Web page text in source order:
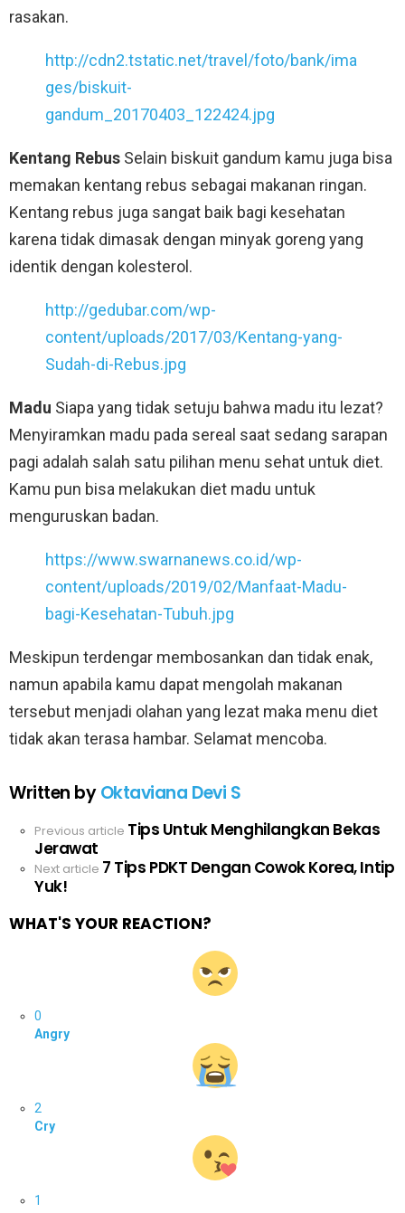
rasakan.
http://cdn2.tstatic.net/travel/foto/bank/ima
ges/biskuit-
gandum_20170403_122424.jpg
Kentang Rebus Selain biskuit gandum kamu juga bisa
memakan kentang rebus sebagai makanan ringan.
Kentang rebus juga sangat baik bagi kesehatan
karena tidak dimasak dengan minyak goreng yang
identik dengan kolesterol.
http://gedubar.com/wp-
content/uploads/2017/03/Kentang-yang-
Sudah-di-Rebus.jpg
Madu Siapa yang tidak setuju bahwa madu itu lezat?
Menyiramkan madu pada sereal saat sedang sarapan
pagi adalah salah satu pilihan menu sehat untuk diet.
Kamu pun bisa melakukan diet madu untuk
menguruskan badan.
https://www.swarnanews.co.id/wp-
content/uploads/2019/02/Manfaat-Madu-
bagi-Kesehatan-Tubuh.jpg
Meskipun terdengar membosankan dan tidak enak,
namun apabila kamu dapat mengolah makanan
tersebut menjadi olahan yang lezat maka menu diet
tidak akan terasa hambar. Selamat mencoba.
Written byOktaviana Devi S
See
more
Previous article Tips Untuk Menghilangkan Bekas
Jerawat
Next article 7 Tips PDKT Dengan Cowok Korea, Intip
Yuk!
WHAT'S YOUR REACTION?
0
Angry
2
Cry
1